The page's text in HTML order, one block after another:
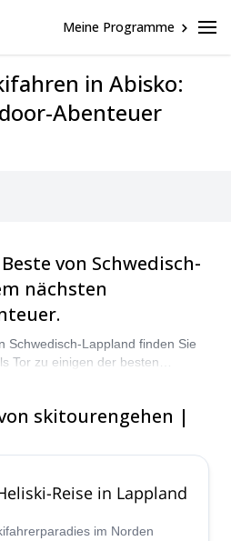
Meine Programme
in Abisko:
Abenteuer
von Schwedisch-
nächsten
Schwedisch-Lappland finden Sie
Tor zu einigen der besten
Von mehrtägigen
Skierlebnissen.
skitourengehen |
Reise in Lappland
im Norden